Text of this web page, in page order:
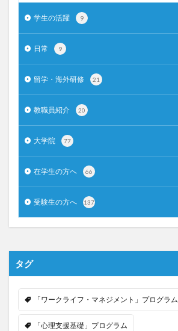
学生の活躍 9
日常 9
留学・海外研修 21
教職員紹介 20
大学院 77
在学生の方へ 66
受験生の方へ 137
タグ
「ワークライフ・マネジメント」プログラム
「心理支援基礎」プログラム